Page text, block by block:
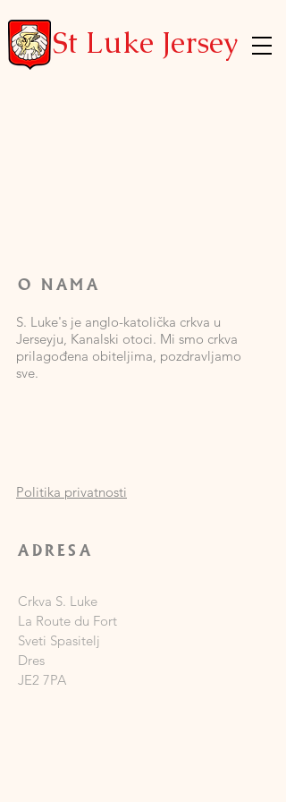
St Luke Jersey
O NAMA
S. Luke's je anglo-katolička crkva u
Jerseyju, Kanalski otoci. Mi smo crkva
prilagođena obiteljima, pozdravljamo
sve.
Politika privatnosti
ADRESA
Crkva S. Luke
La Route du Fort
Sveti Spasitelj
Dres
JE2 7PA